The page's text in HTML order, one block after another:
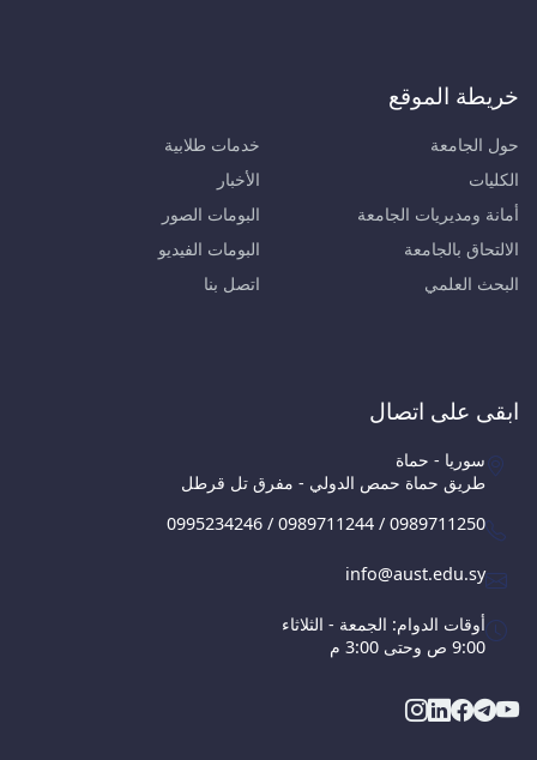
خريطة الموقع
حول الجامعة
الكليات
أمانة ومديريات الجامعة
الالتحاق بالجامعة
البحث العلمي
خدمات طلابية
الأخبار
البومات الصور
البومات الفيديو
اتصل بنا
ابقى على اتصال
سوريا - حماة
طريق حماة حمص الدولي - مفرق تل قرطل
0995234246 / 0989711244 / 0989711250
info@aust.edu.sy
أوقات الدوام: الجمعة - الثلاثاء
9:00 ص وحتى 3:00 م